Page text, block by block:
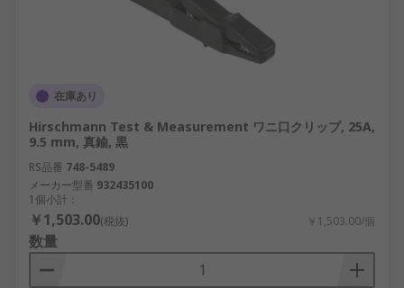
在庫あり
Hirschmann Test & Measurement ワニ口クリップ, 25A,
9.5 mm, 真鍮, 黒
RS品番 748-5489
メーカー型番 932435100
1個小計：
￥1,503.00(税抜) ￥1,503.00/個
数量